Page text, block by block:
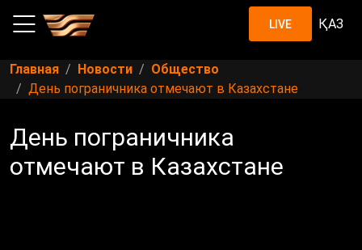
LIVE ҚАЗ
Главная Новости
Общество
День пограничника отмечают в Казахстане
День пограничника
отмечают в Казахстане